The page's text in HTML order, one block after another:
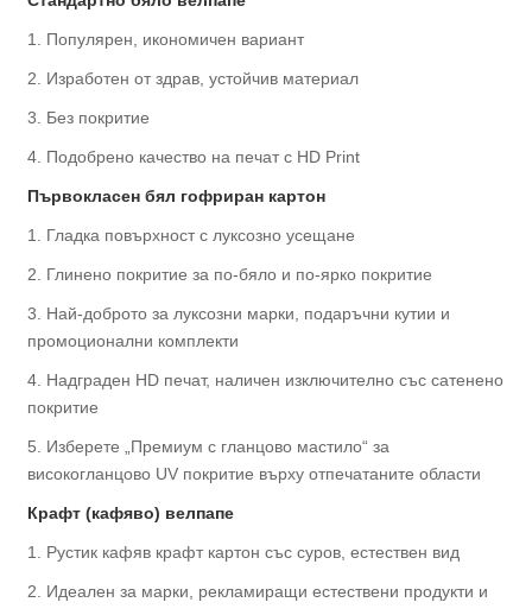
1. Популярен, икономичен вариант
2. Изработен от здрав, устойчив материал
3. Без покритие
4. Подобрено качество на печат с HD Print
Първокласен бял гофриран картон
1. Гладка повърхност с луксозно усещане
2. Глинено покритие за по-бяло и по-ярко покритие
3. Най-доброто за луксозни марки, подаръчни кутии и
промоционални комплекти
4. Надграден HD печат, наличен изключително със сатенено
покритие
5. Изберете „Премиум с гланцово мастило“ за
високогланцово UV покритие върху отпечатаните области
Крафт (кафяво) велпапе
1. Рустик кафяв крафт картон със суров, естествен вид
2. Идеален за марки, рекламиращи естествени продукти и